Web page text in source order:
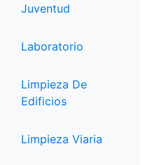
Juventud
Laboratorio
Limpieza De
Edificios
Limpieza Viaria